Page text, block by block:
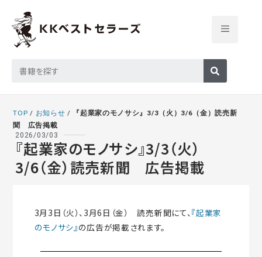
TOP / お知らせ /
『起業家のモノサシ』3/3（火）3/6（金）読売新
聞 広告掲載
2026/03/03
『起業家のモノサシ』3/3（火）
3/6（金）読売新聞 広告掲載
3月3日（火）、3月6日（金） 読売新聞にて、 『起業家
のモノサシ』の広告が掲載されます。